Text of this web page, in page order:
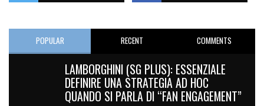
POPULAR RECENT COMMENTS
LAMBORGHINI (SG PLUS): ESSENZIALE
DEFINIRE UNA STRATEGIA AD HOC
QUANDO SI PARLA DI “FAN ENGAGEMENT”